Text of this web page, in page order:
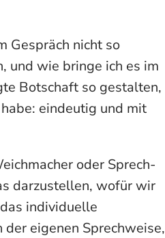
Gespräch nicht so
und wie bringe ich es im
Botschaft so gestalten,
eindeutig und mit
oder Sprech-
darzustellen, wofür wir
individuelle
eigenen Sprechweise,